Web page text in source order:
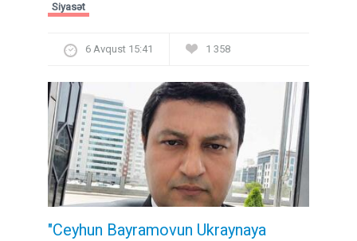
Siyasət
6 Avqust 15:41 1 358
"Ceyhun Bayramovun Ukraynaya